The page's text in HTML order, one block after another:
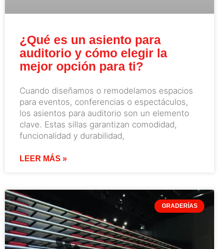
¿Qué es un asiento para
auditorio y cómo elegir la
mejor opción para ti?
Cuando diseñamos o remodelamos espacios
para eventos, conferencias o espectáculos,
los asientos para auditorio son un elemento
clave. Estas sillas garantizan comodidad,
funcionalidad y durabilidad,
LEER MÁS »
GRADERÍAS